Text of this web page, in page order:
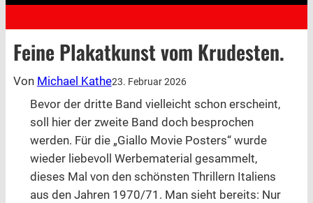
Feine Plakatkunst vom Krudesten.
Von Michael Kathe23. Februar 2026
Bevor der dritte Band vielleicht schon erscheint,
soll hier der zweite Band doch besprochen
werden. Für die „Giallo Movie Posters“ wurde
wieder liebevoll Werbematerial gesammelt,
dieses Mal von den schönsten Thrillern Italiens
aus den Jahren 1970/71. Man sieht bereits: Nur